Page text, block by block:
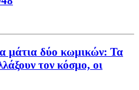
μάτια δύο κωμικών: Τα
τον κόσμο, οι